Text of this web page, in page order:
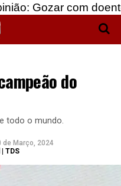
com doentes e
do
todo o mundo.
de Março, 2024
TDS